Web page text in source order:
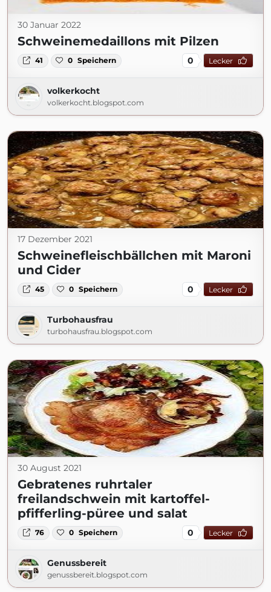
30 Januar 2022
Schweinemedaillons mit Pilzen
41 0 Speichern 0 Lecker
volkerkocht
volkerkocht.blogspot.com
17 Dezember 2021
Schweinefleischbällchen mit Maroni
und Cider
45 0 Speichern 0 Lecker
Turbohausfrau
turbohausfrau.blogspot.com
30 August 2021
Gebratenes ruhrtaler
freilandschwein mit kartoffel-
pfifferling-püree und salat
76 0 Speichern 0 Lecker
Genussbereit
genussbereit.blogspot.com